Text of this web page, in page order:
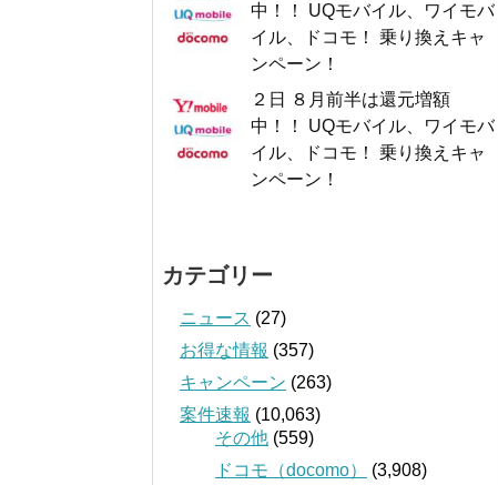
中！！ UQモバイル、ワイモバ
イル、ドコモ！ 乗り換えキャ
ンペーン！
２日 ８月前半は還元増額
中！！ UQモバイル、ワイモバ
イル、ドコモ！ 乗り換えキャ
ンペーン！
カテゴリー
ニュース (27)
お得な情報 (357)
キャンペーン (263)
案件速報 (10,063)
その他 (559)
ドコモ（docomo）
(3,908)